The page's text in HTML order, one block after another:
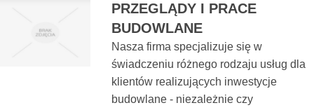
PRZEGLĄDY I PRACE
BUDOWLANE
Nasza firma specjalizuje się w
świadczeniu różnego rodzaju usług dla
klientów realizujących inwestycje
budowlane - niezależnie czy